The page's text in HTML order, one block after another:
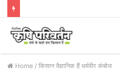
Home / किसान वैज्ञानिक हैं धर्मवीर कंबोज